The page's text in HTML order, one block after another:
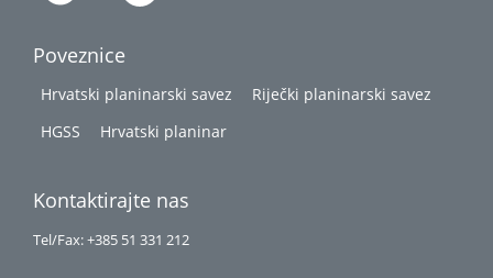
Poveznice
Hrvatski planinarski savez
Riječki planinarski savez
HGSS
Hrvatski planinar
Kontaktirajte nas
Tel/Fax: +385 51 331 212